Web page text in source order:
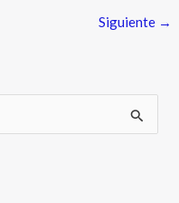
Siguiente →